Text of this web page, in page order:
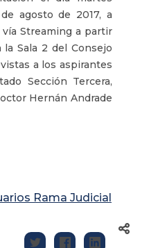
agosto de 2017, a
vía Streaming a partir
Sala 2 del Consejo
a los aspirantes
Sección Tercera,
Hernán Andrade
Rama Judicial